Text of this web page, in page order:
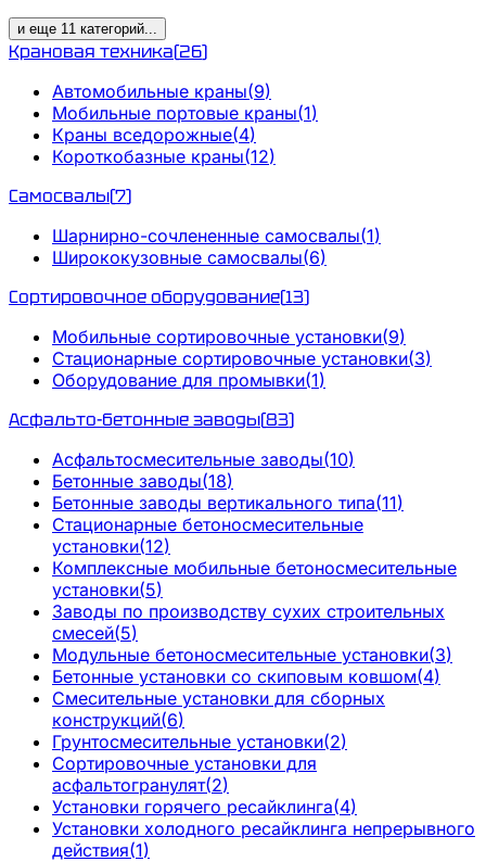
и еще 11 категорий...
Крановая техника(26)
Автомобильные краны(9)
Мобильные портовые краны(1)
Краны вседорожные(4)
Короткобазные краны(12)
Самосвалы(7)
Шарнирно-сочлененные самосвалы(1)
Ширококузовные самосвалы(6)
Сортировочное оборудование(13)
Мобильные сортировочные установки(9)
Стационарные сортировочные установки(3)
Оборудование для промывки(1)
Асфальто-бетонные заводы(83)
Асфальтосмесительные заводы(10)
Бетонные заводы(18)
Бетонные заводы вертикального типа(11)
Стационарные бетоносмесительные
установки(12)
Комплексные мобильные бетоносмесительные
установки(5)
Заводы по производству сухих строительных
смесей(5)
Модульные бетоносмесительные установки(3)
Бетонные установки со скиповым ковшом(4)
Смесительные установки для сборных
конструкций(6)
Грунтосмесительные установки(2)
Сортировочные установки для
асфальтогранулят(2)
Установки горячего ресайклинга(4)
Установки холодного ресайклинга непрерывного
действия(1)